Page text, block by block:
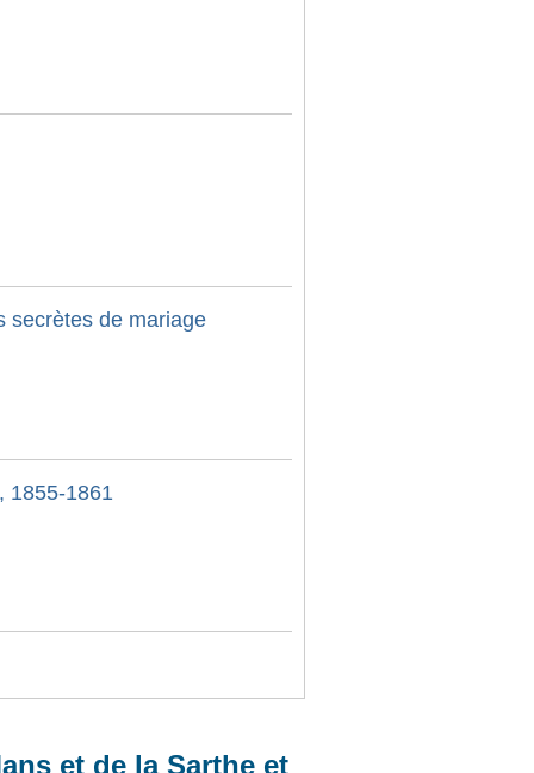
secrètes de mariage
1855-1861
et de la Sarthe et